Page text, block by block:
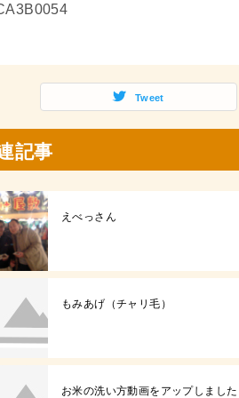
Tweet
記事
えべっさん
もみあげ（チャリ毛）
お米の洗い方動画をアップしました